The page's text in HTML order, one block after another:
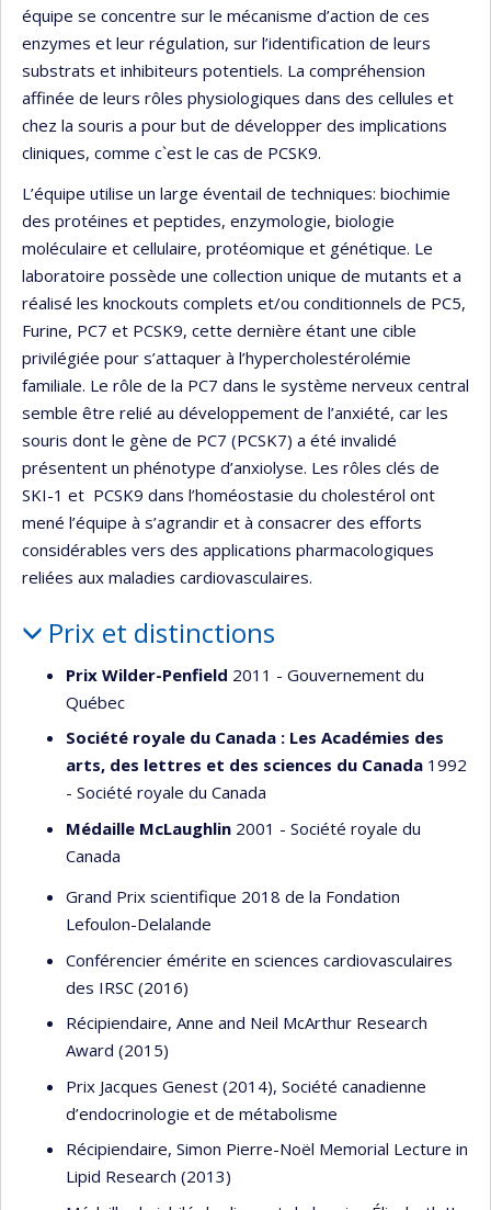
équipe se concentre sur le mécanisme d’action de ces
enzymes et leur régulation, sur l’identification de leurs
substrats et inhibiteurs potentiels. La compréhension
affinée de leurs rôles physiologiques dans des cellules et
chez la souris a pour but de développer des implications
cliniques, comme c`est le cas de PCSK9.
L’équipe utilise un large éventail de techniques: biochimie
des protéines et peptides, enzymologie, biologie
moléculaire et cellulaire, protéomique et génétique. Le
laboratoire possède une collection unique de mutants et a
réalisé les knockouts complets et/ou conditionnels de PC5,
Furine, PC7 et PCSK9, cette dernière étant une cible
privilégiée pour s’attaquer à l’hypercholestérolémie
familiale. Le rôle de la PC7 dans le système nerveux central
semble être relié au développement de l’anxiété, car les
souris dont le gène de PC7 (PCSK7) a été invalidé
présentent un phénotype d’anxiolyse. Les rôles clés de
SKI-1 et PCSK9 dans l’homéostasie du cholestérol ont
mené l’équipe à s’agrandir et à consacrer des efforts
considérables vers des applications pharmacologiques
reliées aux maladies cardiovasculaires.
Prix et distinctions
Prix Wilder-Penfield 2011 - Gouvernement du
Québec
Société royale du Canada : Les Académies des
arts, des lettres et des sciences du Canada 1992
- Société royale du Canada
Médaille McLaughlin 2001 - Société royale du
Canada
Grand Prix scientifique 2018 de la Fondation
Lefoulon-Delalande
Conférencier émérite en sciences cardiovasculaires
des IRSC (2016)
Récipiendaire, Anne and Neil McArthur Research
Award (2015)
Prix Jacques Genest (2014), Société canadienne
d’endocrinologie et de métabolisme
Récipiendaire, Simon Pierre-Noël Memorial Lecture in
Lipid Research (2013)